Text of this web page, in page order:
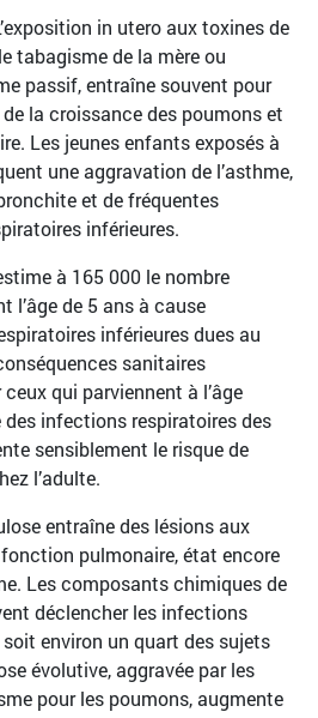
in utero aux toxines de
tabagisme de la mère ou
passif, entraîne souvent pour
la croissance des poumons et
Les jeunes enfants exposés à
une aggravation de l’asthme,
et de fréquentes
inférieures.
à 165 000 le nombre
l’âge de 5 ans à cause
inférieures dues au
sanitaires
qui parviennent à l’âge
infections respiratoires des
sensiblement le risque de
l’adulte.
entraîne des lésions aux
pulmonaire, état encore
Les composants chimiques de
déclencher les infections
environ un quart des sujets
évolutive, aggravée par les
pour les poumons, augmente